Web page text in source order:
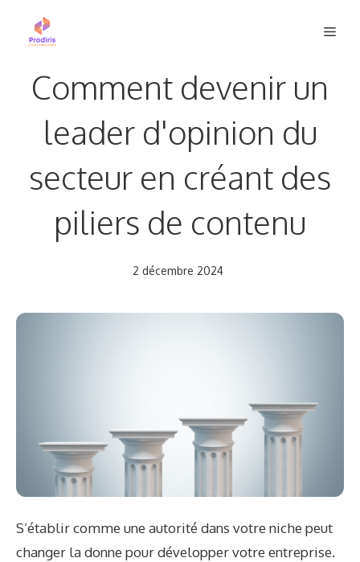
Comment devenir un
leader d'opinion du
secteur en créant des
piliers de contenu
2 décembre 2024
S’établir comme une autorité dans votre niche peut
changer la donne pour développer votre entreprise.